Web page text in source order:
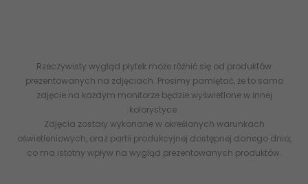
Rzeczywisty wygląd płytek może różnić się od produktów
prezentowanych na zdjęciach. Prosimy pamiętać, że to samo
zdjęcie na każdym monitorze będzie wyświetlone w innej
kolorystyce.
Zdjęcia zostały wykonane w określonych warunkach
oświetleniowych, oraz partii produkcyjnej dostępnej danego dnia,
co ma istotny wpływ na wygląd prezentowanych produktów.